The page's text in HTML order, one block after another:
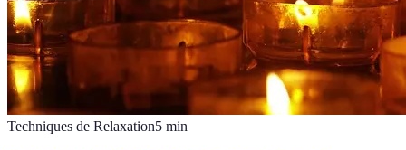
Techniques de Relaxation5 min